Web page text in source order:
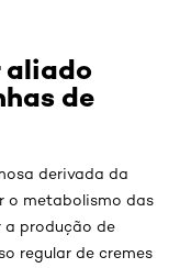
aliado
de
derivada da
o metabolismo das
a produção de
regular de cremes